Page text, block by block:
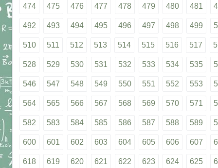
474 475 476 477 478 479 480 481
492 493 494 495 496 497 498 499
510 511 512 513 514 515 516 517
528 529 530 531 532 533 534 535
546 547 548 549 550 551 552 553
564 565 566 567 568 569 570 571
582 583 584 585 586 587 588 589
600 601 602 603 604 605 606 607
618 619 620 621 622 623 624 625